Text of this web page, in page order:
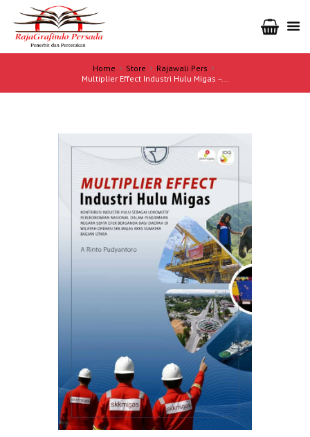
Home Store
Rajawali Pers
Multiplier Effect Industri Hulu Migas –...